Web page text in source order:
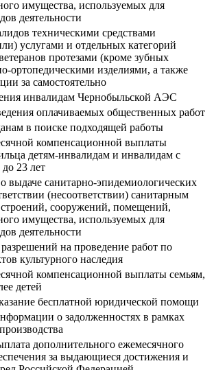
имущества, используемых для
деятельности
техническими средствами
услугами и отдельных категорий
протезами (кроме зубных
ортопедическими изделиями, а также
за самостоятельно
инвалидам Чернобыльской АЭС
оплачиваемых общественных работ
в поиске подходящей работы
компенсационной выплаты
детям-инвалидам и инвалидам с
до 23 лет
выдаче санитарно-эпидемиологических
(несоответствии) санитарным
сооружений, помещений,
имущества, используемых для
деятельности
на проведение работ по
культурного наследия
компенсационной выплаты семьям,
детей
бесплатной юридической помощи
о задолженностях в рамках
дополнительного ежемесячного
за выдающиеся достижения и